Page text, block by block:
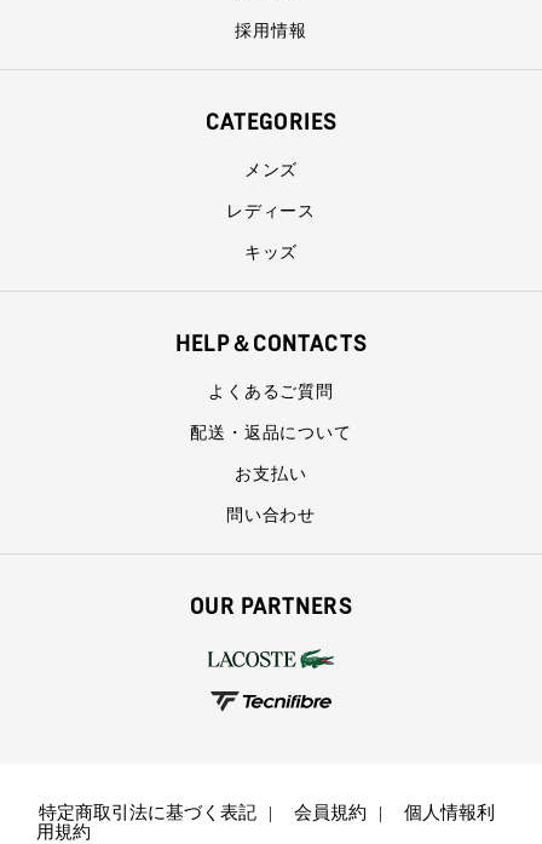
採用情報
CATEGORIES
メンズ
レディース
キッズ
HELP＆CONTACTS
よくあるご質問
配送・返品について
お支払い
問い合わせ
OUR PARTNERS
特定商取引法に基づく表記 会員規約
個人情報利
用規約